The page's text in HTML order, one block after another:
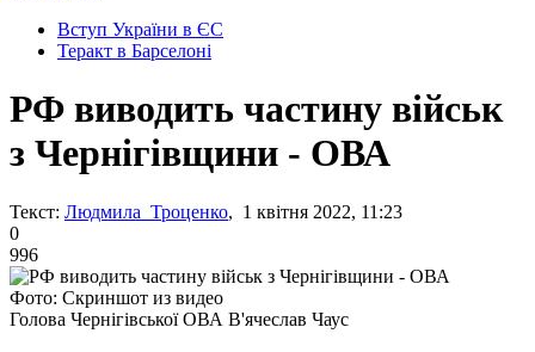
Вступ України в ЄС
Теракт в Барселоні
РФ виводить частину військ
з Чернігівщини - ОВА
Текст: Людмила Троценко, 1 квітня 2022, 11:23
0
996
Фото: Скриншот из видео
Голова Чернігівської ОВА В'ячеслав Чаус